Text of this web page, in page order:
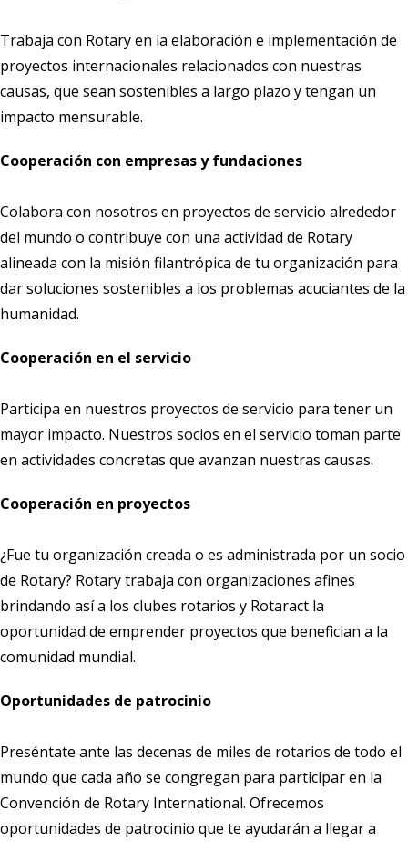
Trabaja con Rotary en la elaboración e implementación de
proyectos internacionales relacionados con nuestras
causas, que sean sostenibles a largo plazo y tengan un
impacto mensurable.
Cooperación con empresas y fundaciones
Colabora con nosotros en proyectos de servicio alrededor
del mundo o contribuye con una actividad de Rotary
alineada con la misión filantrópica de tu organización para
dar soluciones sostenibles a los problemas acuciantes de la
humanidad.
Cooperación en el servicio
Participa en nuestros proyectos de servicio para tener un
mayor impacto. Nuestros socios en el servicio toman parte
en actividades concretas que avanzan nuestras causas.
Cooperación en proyectos
¿Fue tu organización creada o es administrada por un socio
de Rotary? Rotary trabaja con organizaciones afines
brindando así a los clubes rotarios y Rotaract la
oportunidad de emprender proyectos que benefician a la
comunidad mundial.
Oportunidades de patrocinio
Preséntate ante las decenas de miles de rotarios de todo el
mundo que cada año se congregan para participar en la
Convención de Rotary International. Ofrecemos
oportunidades de patrocinio que te ayudarán a llegar a